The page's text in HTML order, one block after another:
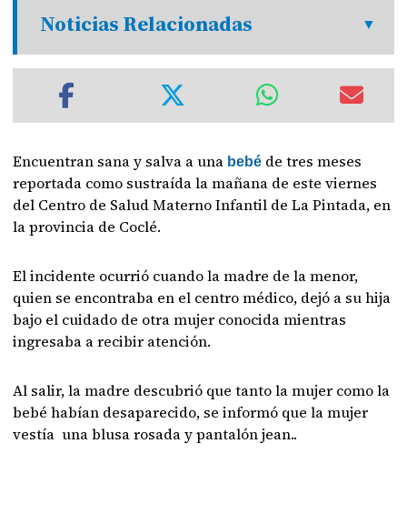
Noticias Relacionadas
Encuentran sana y salva a una bebé de tres meses
reportada como sustraída la mañana de este viernes
del Centro de Salud Materno Infantil de La Pintada, en
la provincia de Coclé.
El incidente ocurrió cuando la madre de la menor,
quien se encontraba en el centro médico, dejó a su hija
bajo el cuidado de otra mujer conocida mientras
ingresaba a recibir atención.
Al salir, la madre descubrió que tanto la mujer como la
bebé habían desaparecido, se informó que la mujer
vestía una blusa rosada y pantalón jean..